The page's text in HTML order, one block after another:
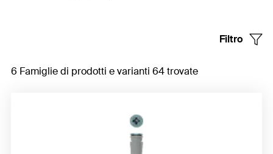
Filtro
6 Famiglie di prodotti e varianti 64 trovate